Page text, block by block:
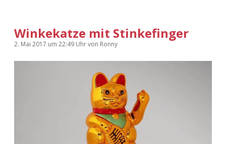
Winkekatze mit Stinkefinger
2. Mai 2017 um 22:49 Uhrvon Ronny